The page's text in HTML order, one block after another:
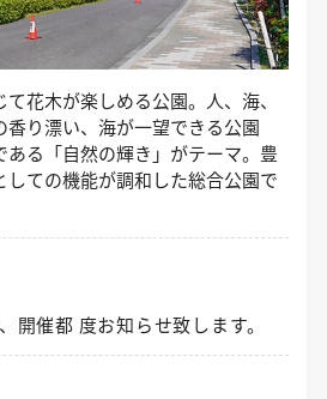
花木が楽しめる公園。人、海、
香り漂い、海が一望できる公園
ある「自然の輝き」がテーマ。豊
しての機能が調和した総合公園で
催都 度お知らせ致します。